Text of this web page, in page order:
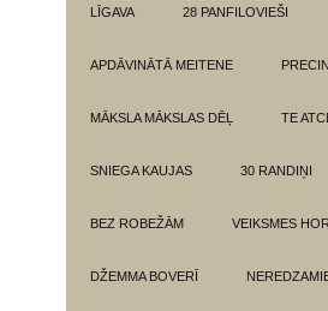
LĪGAVA 28 PANFILOVIEŠI
APDĀVINĀTĀ MEITENE
MĀKSLA MĀKSLAS DĒĻ TE
SNIEGA KAUJAS 30 RANDIŅI
BEZ ROBEŽĀM VEIKSMES
DŽEMMA BOVERĪ